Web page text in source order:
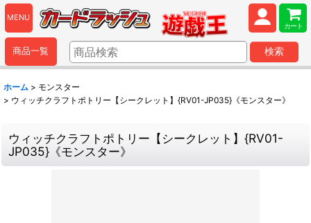
MENU
カート
商品一覧 検索
ホーム > モンスター
> ウィッチクラフトポトリー【シークレット】{RV01-JP035}《モンスター》
ウィッチクラフトポトリー【シークレット】{RV01-
JP035}《モンスター》